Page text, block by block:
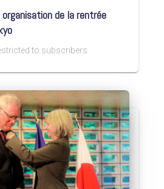
de la rentrée
to subscribers